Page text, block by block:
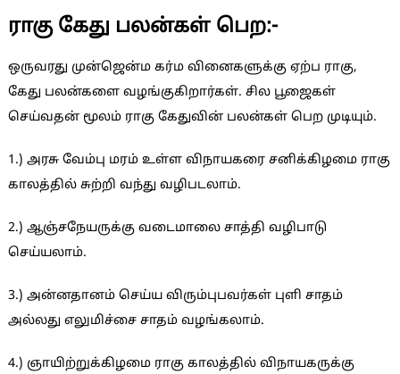
ராகு கேது பலன்கள் பெற:-
ஒருவரது முன்ஜென்ம கர்ம வினைகளுக்கு ஏற்ப ராகு,
கேது பலன்களை வழங்குகிறார்கள். சில பூஜைகள்
செய்வதன் மூலம் ராகு கேதுவின் பலன்கள் பெற முடியும்.
1.) அரசு வேம்பு மரம் உள்ள விநாயகரை சனிக்கிழமை ராகு
காலத்தில் சுற்றி வந்து வழிபடலாம்.
2.) ஆஞ்சநேயருக்கு வடைமாலை சாத்தி வழிபாடு
செய்யலாம்.
3.) அன்னதானம் செய்ய விரும்புபவர்கள் புளி சாதம்
அல்லது எலுமிச்சை சாதம் வழங்கலாம்.
4.) ஞாயிற்றுக்கிழமை ராகு காலத்தில் விநாயகருக்கு